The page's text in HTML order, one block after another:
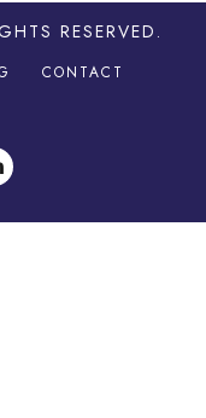
RESERVED.
CONTACT